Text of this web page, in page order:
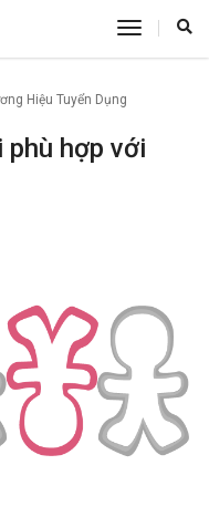
toggle
Hiệu Tuyển Dụng
hợp với